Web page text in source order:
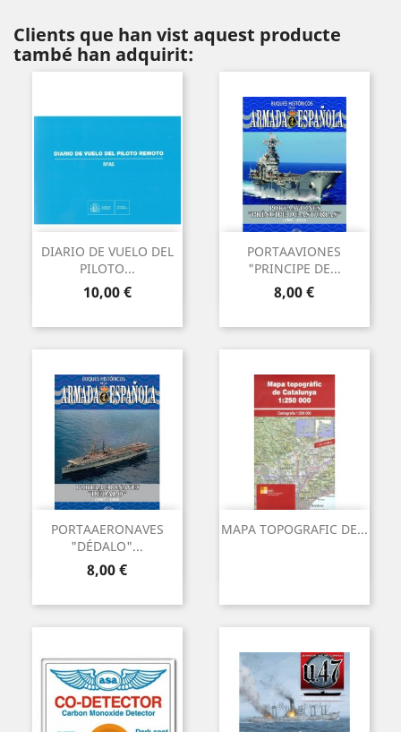
Clients que han vist aquest producte
també han adquirit:
DIARIO DE VUELO DEL
PILOTO...
Preu
10,00 €
PORTAAVIONES
"PRINCIPE DE...
Preu
8,00 €
PORTAAERONAVES
"DÉDALO"...
Preu
8,00 €
MAPA TOPOGRAFIC DE...